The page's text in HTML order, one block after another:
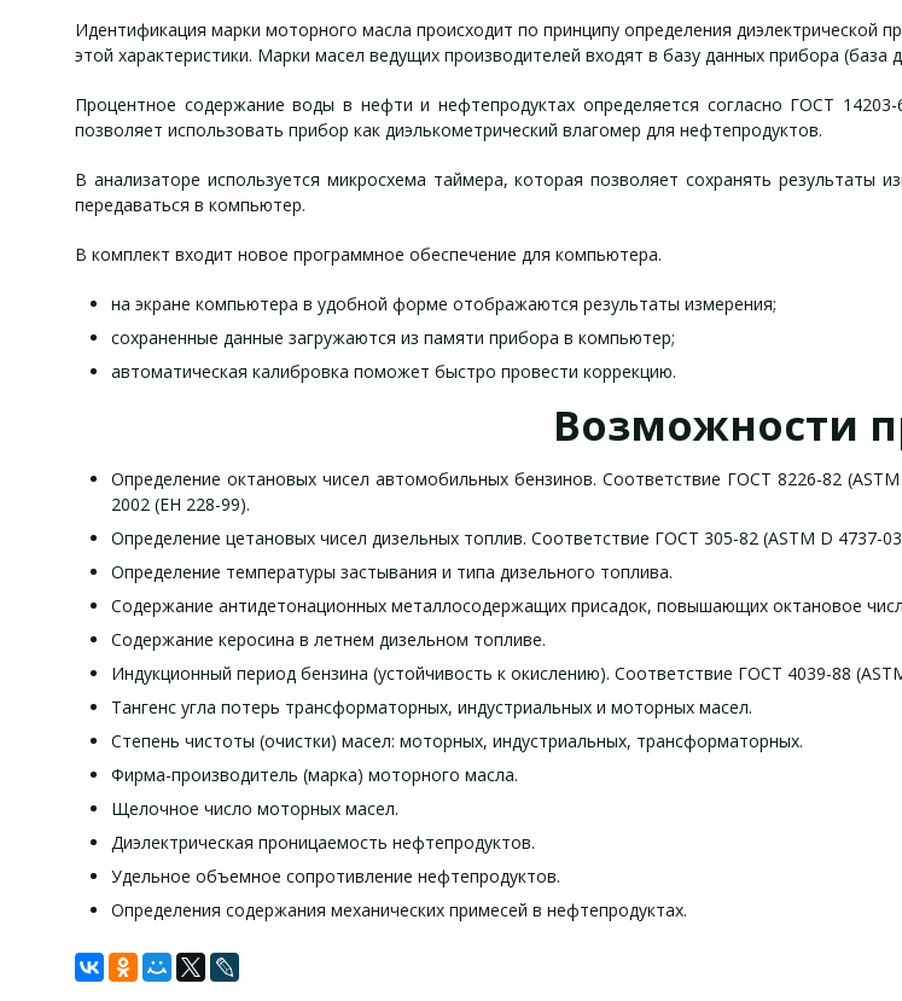
Идентификация марки моторного масла происходит по принципу определения
этой характеристики. Марки масел ведущих производителей входят в базу данных прибора
Процентное содержание воды в нефти и нефтепродуктах определяется согласно ГОСТ
позволяет использовать прибор как диэлькометрический влагомер для нефтепродуктов.
В анализаторе используется микросхема таймера, которая позволяет сохранять
передаваться в компьютер.
В комплект входит новое программное обеспечение для компьютера.
на экране компьютера в удобной форме отображаются результаты измерения;
сохраненные данные загружаются из памяти прибора в компьютер;
автоматическая калибровка поможет быстро провести коррекцию.
Возможности
Определение октановых чисел автомобильных бензинов. Соответствие ГОСТ 8226-82
2002 (ЕН 228-99).
Определение цетановых чисел дизельных топлив. Соответствие ГОСТ 305-82 (ASTM D 4737-
Определение температуры застывания и типа дизельного топлива.
Содержание антидетонационных металлосодержащих присадок, повышающих октановое
Содержание керосина в летнем дизельном топливе.
Индукционный период бензина (устойчивость к окислению). Соответствие ГОСТ 4039-88
Тангенс угла потерь трансформаторных, индустриальных и моторных масел.
Степень чистоты (очистки) масел: моторных, индустриальных, трансформаторных.
Фирма-производитель (марка) моторного масла.
Щелочное число моторных масел.
Диэлектрическая проницаемость нефтепродуктов.
Удельное объемное сопротивление нефтепродуктов.
Определения содержания механических примесей в нефтепродуктах.